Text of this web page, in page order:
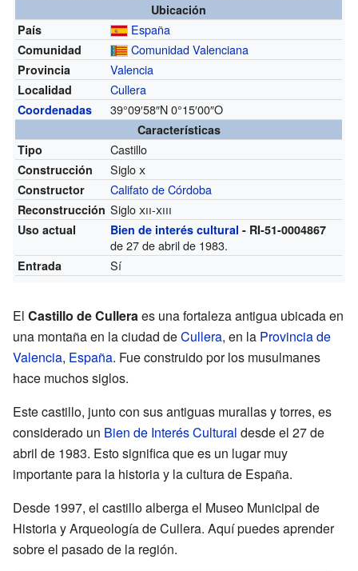
Ubicación
País
España
Comunidad Comunidad Valenciana
Provincia Valencia
Localidad Cullera
Coordenadas 39°09′58″N0°15′00″O
Características
Tipo
Castillo
Construcción Siglox
Constructor Califato de Córdoba
Reconstrucción Sigloxii-xiii
Uso actual Bien de interés cultural - RI-51-0004867
de 27 de abril de 1983.
Entrada Sí
El Castillo de Culleraes una fortaleza antigua ubicada en
una montaña en la ciudad deCullera, en la Provincia de
Valencia, España. Fue construido por los musulmanes
hace muchos siglos.
Este castillo, junto con sus antiguas murallas y torres, es
considerado un Bien de Interés Cultural desde el 27 de
abril de 1983. Esto significa que es un lugar muy
importante para la historia y la cultura de España.
Desde 1997, el castillo alberga el Museo Municipal de
Historia y Arqueología de Cullera. Aquí puedes aprender
sobre el pasado de la región.